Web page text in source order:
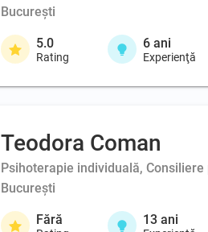
București
5.0
Rating
6 ani
Experienţă
Teodora Coman
Psihoterapie individuală, Consiliere
București
Fără 13 ani